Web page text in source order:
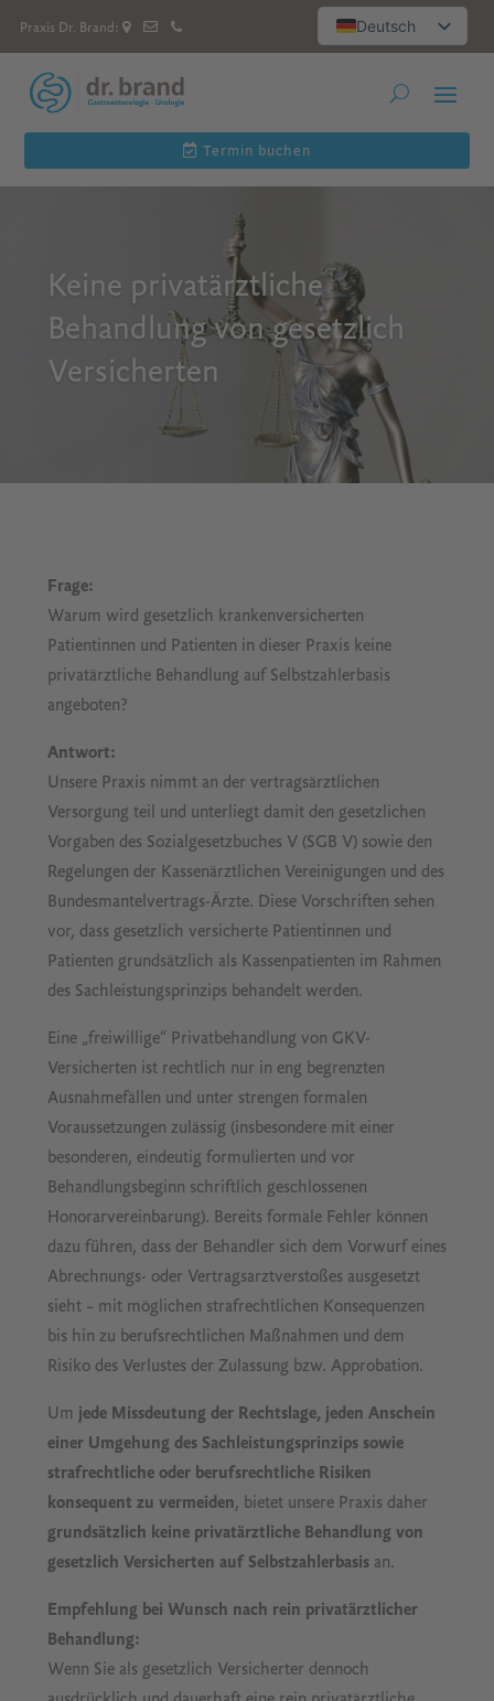
Praxis Dr. Brand:
Deutsch
العربية
Русский
Termin buchen
Keine privatärztliche
Behandlung von gesetzlich
Versicherten
Frage:
Warum wird gesetzlich krankenversicherten
Patientinnen und Patienten in dieser Praxis keine
privatärztliche Behandlung auf Selbstzahlerbasis
angeboten?
Antwort:
Unsere Praxis nimmt an der vertragsärztlichen
Versorgung teil und unterliegt damit den gesetzlichen
Vorgaben des Sozialgesetzbuches V (SGB V) sowie den
Regelungen der Kassenärztlichen Vereinigungen und des
Bundesmantelvertrags-Ärzte. Diese Vorschriften sehen
vor, dass gesetzlich versicherte Patientinnen und
Patienten grundsätzlich als Kassenpatienten im Rahmen
des Sachleistungsprinzips behandelt werden.
Eine „freiwillige“ Privatbehandlung von GKV-
Versicherten ist rechtlich nur in eng begrenzten
Ausnahmefällen und unter strengen formalen
Voraussetzungen zulässig (insbesondere mit einer
besonderen, eindeutig formulierten und vor
Behandlungsbeginn schriftlich geschlossenen
Honorarvereinbarung). Bereits formale Fehler können
dazu führen, dass der Behandler sich dem Vorwurf eines
Abrechnungs- oder Vertragsarztverstoßes ausgesetzt
sieht – mit möglichen strafrechtlichen Konsequenzen
bis hin zu berufsrechtlichen Maßnahmen und dem
Risiko des Verlustes der Zulassung bzw. Approbation.
Um jede Missdeutung der Rechtslage, jeden Anschein
einer Umgehung des Sachleistungsprinzips sowie
strafrechtliche oder berufsrechtliche Risiken
konsequent zu vermeiden, bietet unsere Praxis daher
grundsätzlich keine privatärztliche Behandlung von
gesetzlich Versicherten auf Selbstzahlerbasisan.
Empfehlung bei Wunsch nach rein privatärztlicher
Behandlung:
Wenn Sie als gesetzlich Versicherter dennoch